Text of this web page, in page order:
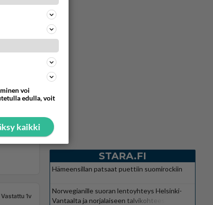
Vastattu 1v
STARA.FI
Hämeensillan patsaat puettiin suomirockiin
Norwegianille suoran lentoyhteys Helsinki-
Vantaalta ja norjalaiseen talvikohteeseen
voi
edulla, voit
kaikki